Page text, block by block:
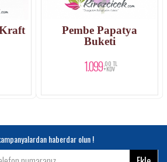
Pembe Papatya
Buketi
1.099 ,00 TL
+KDV
haberdar olun !